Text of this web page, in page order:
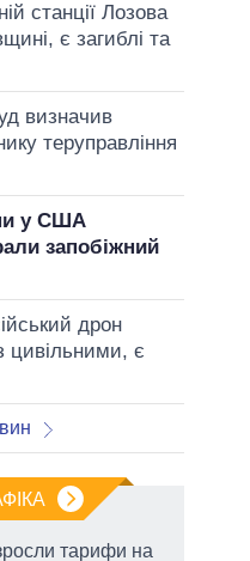
станції Лозова
є загиблі та
визначив
теруправління
у США
запобіжний
дрон
цивільними, є
тарифи на